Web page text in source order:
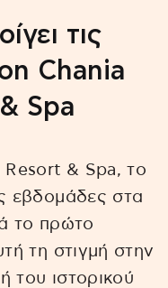
τις
Chania
Spa
& Spa, το
εβδομάδες στα
το πρώτο
τη στιγμή στην
του ιστορικού